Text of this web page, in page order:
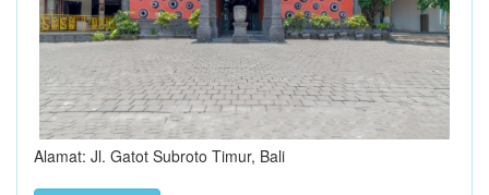
Alamat: Jl. Gatot Subroto Timur, Bali